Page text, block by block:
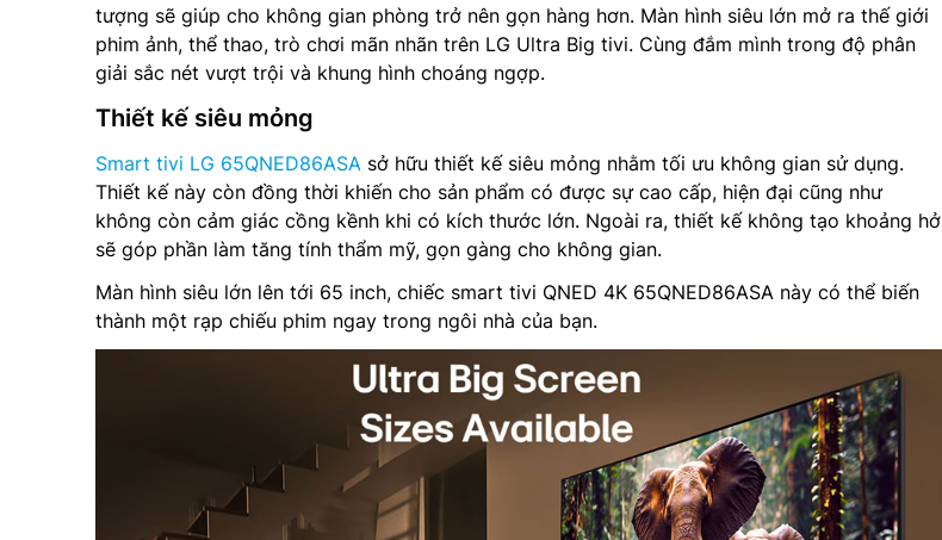
tượng sẽ giúp cho không gian phòng trở nên gọn hàng hơn. Màn hình siêu lớn mở ra thế giới
phim ảnh, thể thao, trò chơi mãn nhãn trên LG Ultra Big tivi. Cùng đắm mình trong độ phân
giải sắc nét vượt trội và khung hình choáng ngợp.
Thiết kế siêu mỏng
Smart tivi LG 65QNED86ASA sở hữu thiết kế siêu mỏng nhằm tối ưu không gian sử dụng.
Thiết kế này còn đồng thời khiến cho sản phẩm có được sự cao cấp, hiện đại cũng như
không còn cảm giác cồng kềnh khi có kích thước lớn. Ngoài ra, thiết kế không tạo khoảng hở
sẽ góp phần làm tăng tính thẩm mỹ, gọn gàng cho không gian.
Màn hình siêu lớn lên tới 65 inch, chiếc smart tivi QNED 4K 65QNED86ASA này có thể biến
thành một rạp chiếu phim ngay trong ngôi nhà của bạn.